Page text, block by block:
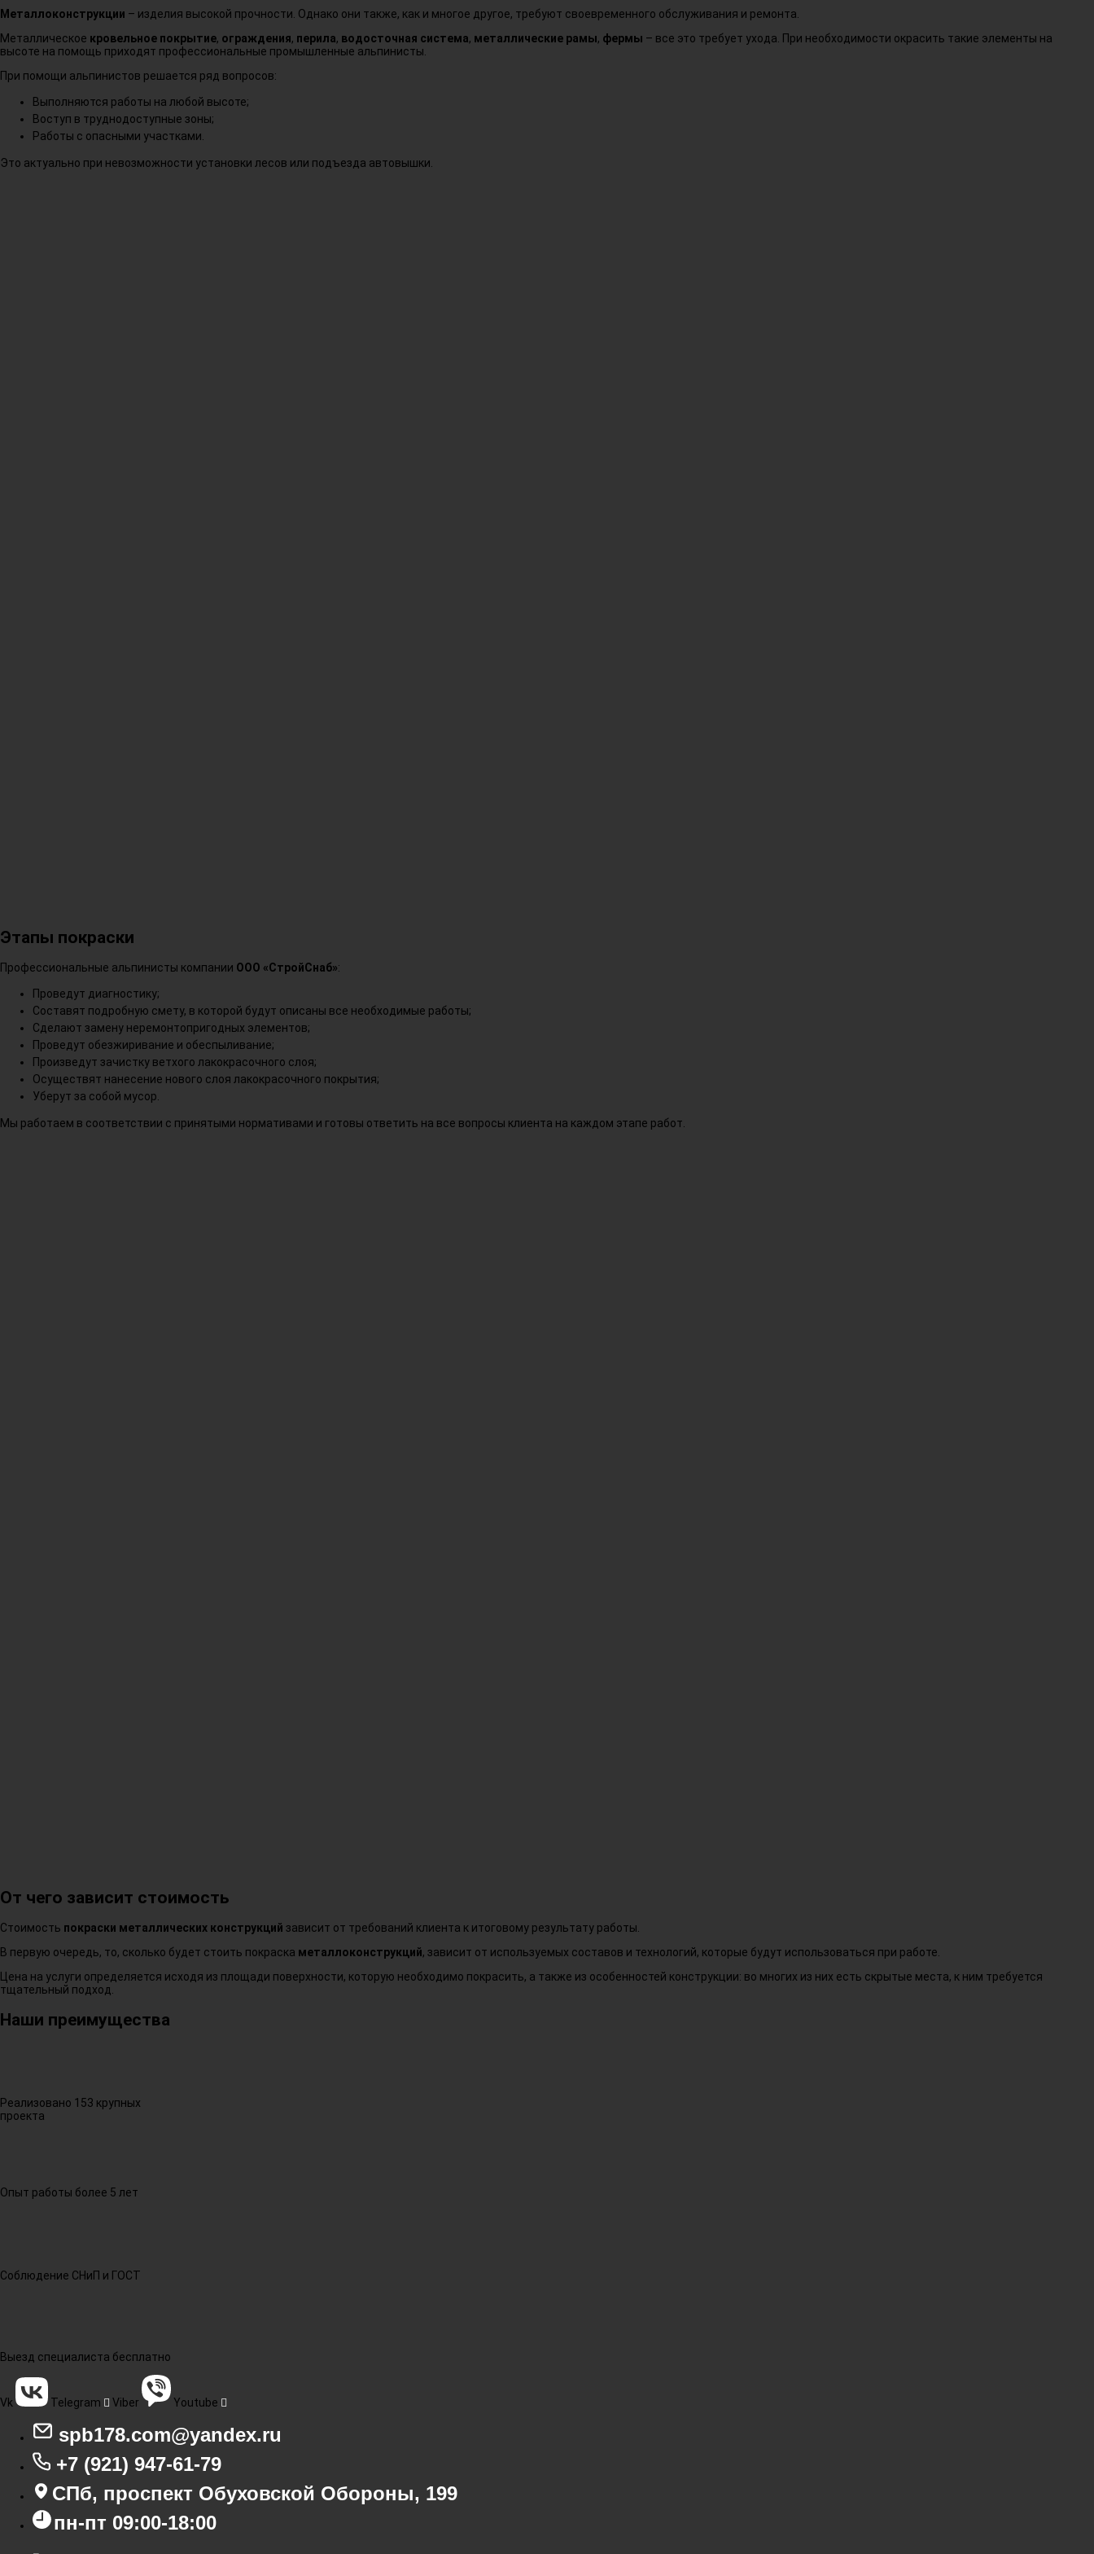
Металлоконструкции – изделия высокой прочности. Однако они также, как и многое другое, требуют своевременного обслуживания и ремонта.
Металлическое кровельное покрытие, ограждения, перила, водосточная система, металлические рамы, фермы – все это требует ухода. При необходимости окрасить такие элементы на
высоте на помощь приходят профессиональные промышленные альпинисты.
При помощи альпинистов решается ряд вопросов:
Выполняются работы на любой высоте;
Воступ в труднодоступные зоны;
Работы с опасными участками.
Это актуально при невозможности установки лесов или подъезда автовышки.
Этапы покраски
Профессиональные альпинисты компании ООО «СтройСнаб»:
Проведут диагностику;
Составят подробную смету, в которой будут описаны все необходимые работы;
Сделают замену неремонтопригодных элементов;
Проведут обезжиривание и обеспыливание;
Произведут зачистку ветхого лакокрасочного слоя;
Осуществят нанесение нового слоя лакокрасочного покрытия;
Уберут за собой мусор.
Мы работаем в соответствии с принятыми нормативами и готовы ответить на все вопросы клиента на каждом этапе работ.
От чего зависит стоимость
Стоимость покраски металлических конструкций зависит от требований клиента к итоговому результату работы.
В первую очередь, то, сколько будет стоить покраска металлоконструкций, зависит от используемых составов и технологий, которые будут использоваться при работе.
Цена на услуги определяется исходя из площади поверхности, которую необходимо покрасить, а также из особенностей конструкции: во многих из них есть скрытые места, к ним требуется
тщательный подход.
Наши преимущества
Реализовано 153 крупных
проекта
Опыт работы более 5 лет
Соблюдение СНиП и ГОСТ
Выезд специалиста бесплатно
Vk Telegram Viber Youtube
spb178.com@yandex.ru
+7 (921) 947-61-79
СПб, проспект Обуховской Обороны, 199
пн-пт 09:00-18:00